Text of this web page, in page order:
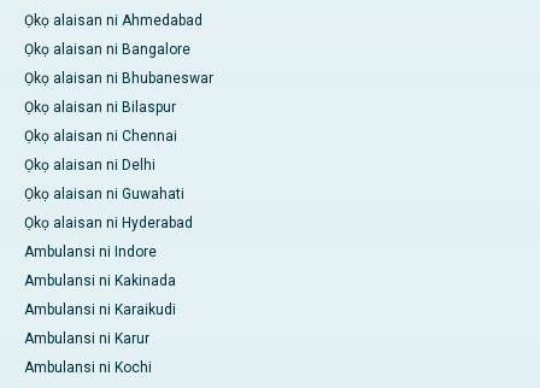
Ọkọ alaisan ni Ahmedabad
Ọkọ alaisan ni Bangalore
Ọkọ alaisan ni Bhubaneswar
Ọkọ alaisan ni Bilaspur
Ọkọ alaisan ni Chennai
Ọkọ alaisan ni Delhi
Ọkọ alaisan ni Guwahati
Ọkọ alaisan ni Hyderabad
Ambulansi ni Indore
Ambulansi ni Kakinada
Ambulansi ni Karaikudi
Ambulansi ni Karur
Ambulansi ni Kochi